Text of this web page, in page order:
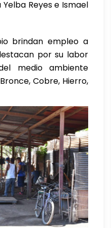
Reyes e Ismael
brindan empleo a
por su labor
medio ambiente
Cobre, Hierro,